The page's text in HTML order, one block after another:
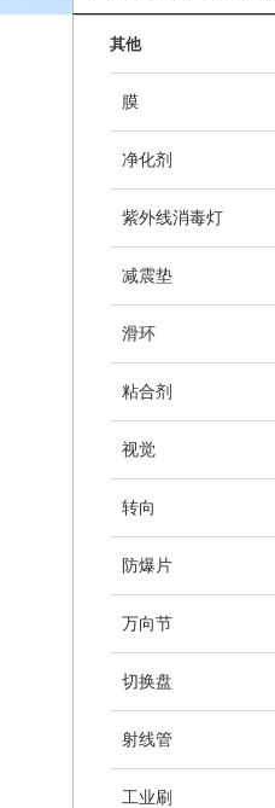
其他
膜
净化剂
紫外线消毒灯
减震垫
滑环
粘合剂
视觉
转向
防爆片
万向节
切换盘
射线管
工业刷